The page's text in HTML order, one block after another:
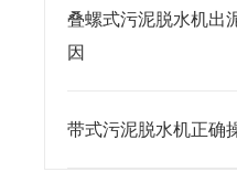
叠螺式污泥脱水机出
因
带式污泥脱水机正确